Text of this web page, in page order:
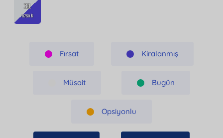
31
Fırsat Kiralanmış
Müsait Bugün
Opsiyonlu